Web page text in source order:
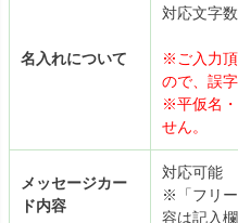
名入れについて
対応文字数
※ご入力
ので、誤
※平仮名・
せん。
メッセージカー
ド内容
対応可能
※「フリ
容は記入